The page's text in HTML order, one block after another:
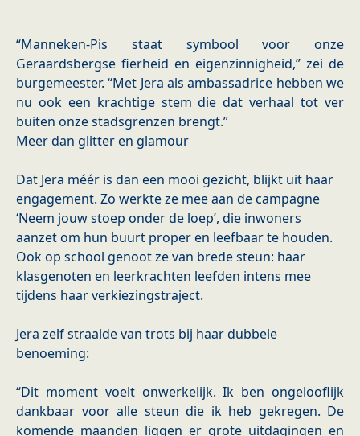
“Manneken-Pis staat symbool voor onze
Geraardsbergse fierheid en eigenzinnigheid,” zei de
burgemeester. “Met Jera als ambassadrice hebben we
nu ook een krachtige stem die dat verhaal tot ver
buiten onze stadsgrenzen brengt.”
Meer dan glitter en glamour
Dat Jera méér is dan een mooi gezicht, blijkt uit haar
engagement. Zo werkte ze mee aan de campagne
‘Neem jouw stoep onder de loep’, die inwoners
aanzet om hun buurt proper en leefbaar te houden.
Ook op school genoot ze van brede steun: haar
klasgenoten en leerkrachten leefden intens mee
tijdens haar verkiezingstraject.
Jera zelf straalde van trots bij haar dubbele
benoeming:
“Dit moment voelt onwerkelijk. Ik ben ongelooflijk
dankbaar voor alle steun die ik heb gekregen. De
komende maanden liggen er grote uitdagingen en